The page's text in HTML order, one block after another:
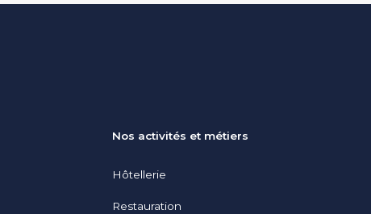
Nos activités et métiers
Hôtellerie
Restauration